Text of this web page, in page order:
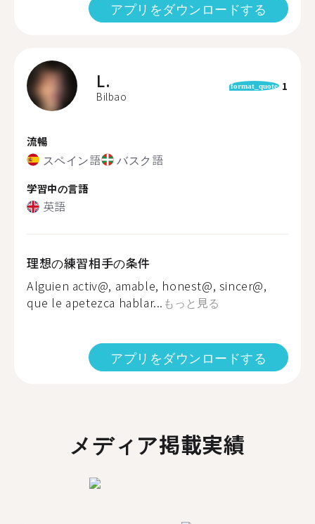
アプリをダウンロードする
L.
Bilbao
format_quote 1
流暢
スペイン語 バスク語
学習中の言語
英語
理想の練習相手の条件
Alguien activ@, amable, honest@, sincer@,
que le apetezca hablar... もっと見る
アプリをダウンロードする
メディア掲載実績